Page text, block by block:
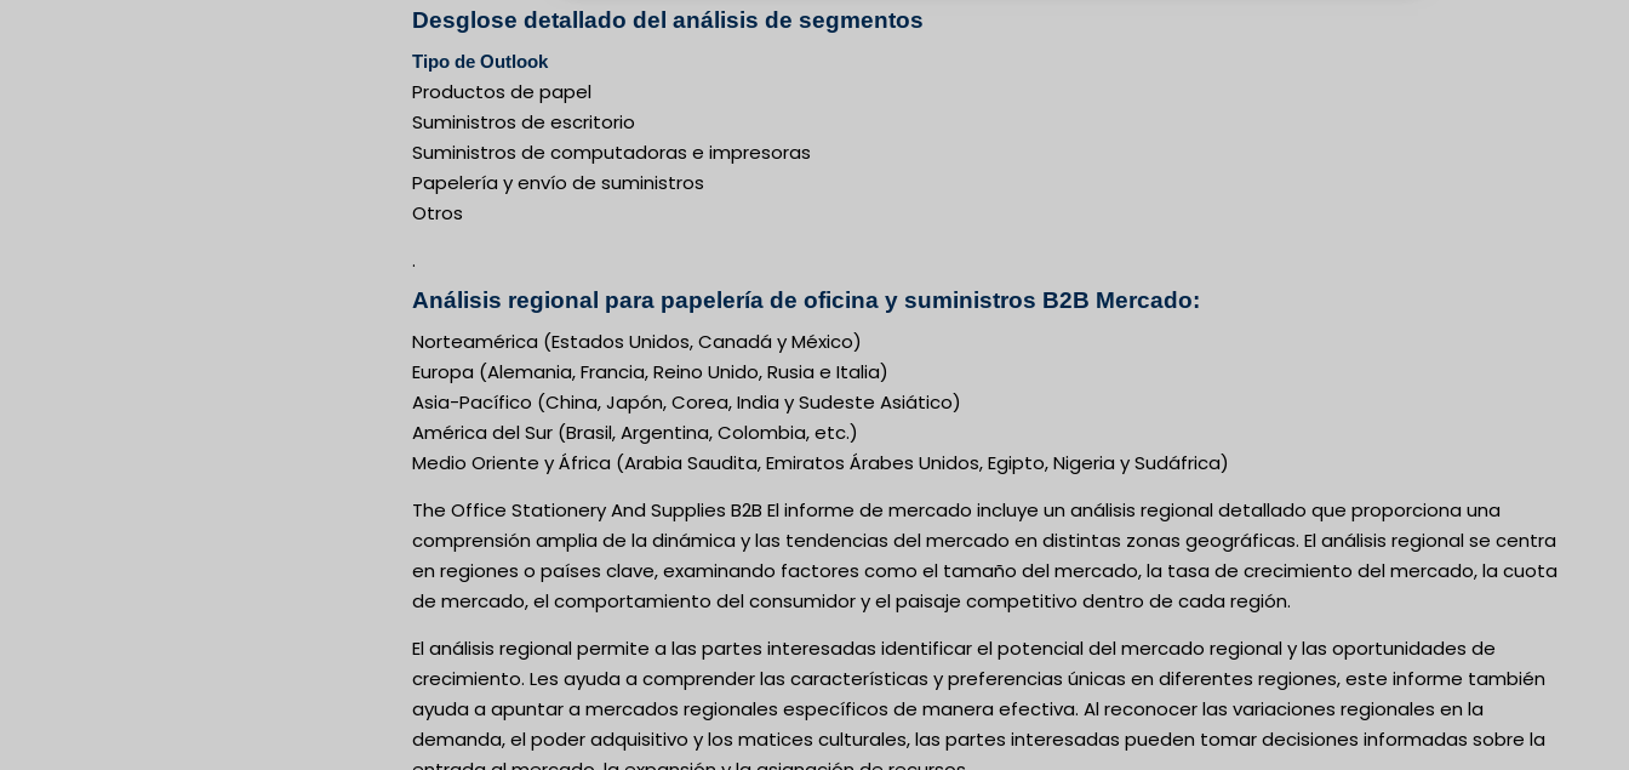
Desglose detallado del análisis de segmentos
Tipo de Outlook
Productos de papel
Suministros de escritorio
Suministros de computadoras e impresoras
Papelería y envío de suministros
Otros
.
Análisis regional para papelería de oficina y suministros B2B Mercado:
Norteamérica (Estados Unidos, Canadá y México)
Europa (Alemania, Francia, Reino Unido, Rusia e Italia)
Asia-Pacífico (China, Japón, Corea, India y Sudeste Asiático)
América del Sur (Brasil, Argentina, Colombia, etc.)
Medio Oriente y África (Arabia Saudita, Emiratos Árabes Unidos, Egipto, Nigeria y Sudáfrica)
The Office Stationery And Supplies B2B El informe de mercado incluye un análisis regional detallado que proporciona una
comprensión amplia de la dinámica y las tendencias del mercado en distintas zonas geográficas. El análisis regional se centra
en regiones o países clave, examinando factores como el tamaño del mercado, la tasa de crecimiento del mercado, la cuota
de mercado, el comportamiento del consumidor y el paisaje competitivo dentro de cada región.
El análisis regional permite a las partes interesadas identificar el potencial del mercado regional y las oportunidades de
crecimiento. Les ayuda a comprender las características y preferencias únicas en diferentes regiones, este informe también
ayuda a apuntar a mercados regionales específicos de manera efectiva. Al reconocer las variaciones regionales en la
demanda, el poder adquisitivo y los matices culturales, las partes interesadas pueden tomar decisiones informadas sobre la